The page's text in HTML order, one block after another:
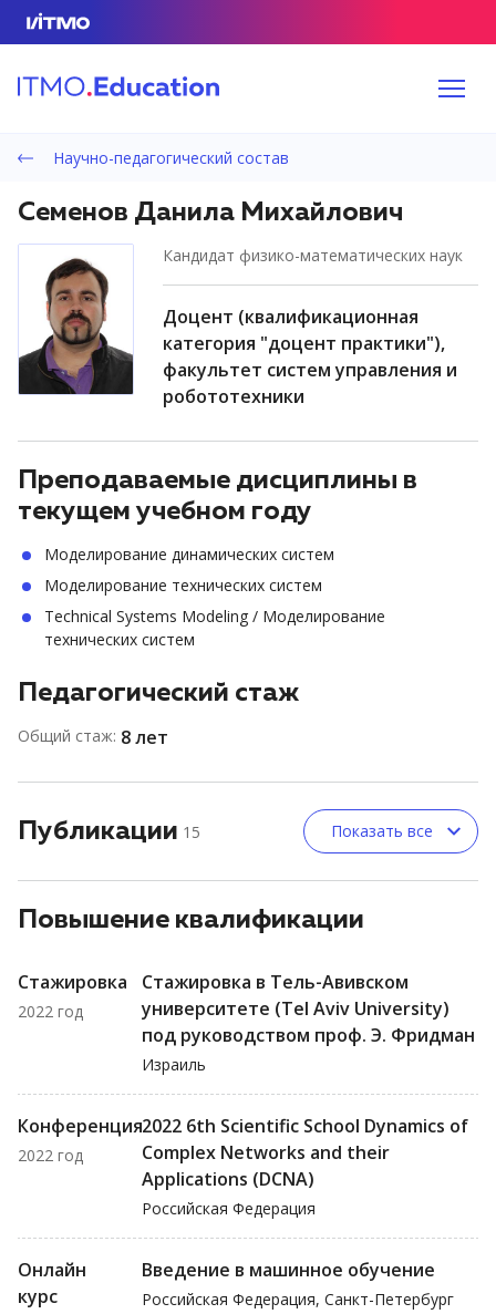
Научно-педагогический состав
Семенов Данила Михайлович
кандидат физико-математических наук
доцент (квалификационная
категория "доцент практики"),
факультет систем управления и
робототехники
Преподаваемые дисциплины в
текущем учебном году
Моделирование динамических систем
Моделирование технических систем
Technical Systems Modeling / Моделирование
технических систем
Педагогический стаж
Общий стаж: 8 лет
Публикации 15 Показать все
Повышение квалификации
Стажировка
2022 год
Стажировка в Тель-Авивском
университете (Tel Aviv University)
под руководством проф. Э. Фридман
Израиль
Конференция
2022 год
2022 6th Scientific School Dynamics of
Complex Networks and their
Applications (DCNA)
Российская Федерация
Онлайн
курс
Введение в машинное обучение
Российская Федерация, Санкт-Петербург